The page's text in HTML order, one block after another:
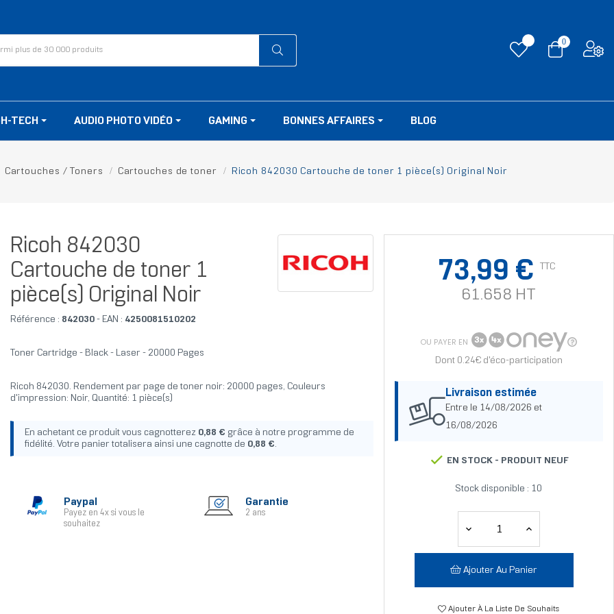
0
TECH AUDIO PHOTO VIDÉO GAMING BONNES AFFAIRES BLOG
Cartouches / Toners Cartouches de toner Ricoh 842030 Cartouche de toner 1 pièce(s) Original Noir
Ricoh 842030
Cartouche de toner 1
pièce(s) Original Noir
Référence : 842030- EAN : 4250081510202
Toner Cartridge - Black - Laser - 20000 Pages
Ricoh 842030. Rendement par page de toner noir: 20000 pages, Couleurs
d'impression: Noir, Quantité: 1 pièce(s)
En achetant ce produit vous cagnotterez 0,88 € grâce à notre programme de
fidélité. Votre panier totalisera ainsi une cagnotte de 0,88 €.
Paypal
Payez en 4x si vous le
souhaitez
Garantie
2 ans
73,99 € TTC
61.658 HT
OU PAYER EN
Dont 0.24€ d'éco-participation
Livraison estimée
Entre le 14/08/2026 et
16/08/2026
EN STOCK - PRODUIT NEUF
Stock disponible : 10
Ajouter Au Panier
Ajouter À La Liste De Souhaits